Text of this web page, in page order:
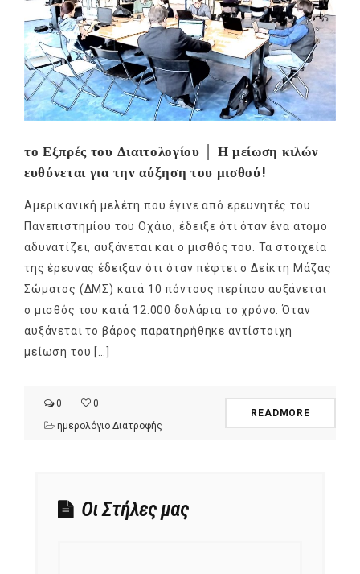
το Εξπρές του Διαιτολογίου │ Η μείωση κιλών
ευθύνεται για την αύξηση του μισθού!
Αμερικανική μελέτη που έγινε από ερευνητές του
Πανεπιστημίου του Οχάιο, έδειξε ότι όταν ένα άτομο
αδυνατίζει, αυξάνεται και ο μισθός του. Τα στοιχεία
της έρευνας έδειξαν ότι όταν πέφτει ο Δείκτη Μάζας
Σώματος (ΔΜΣ) κατά 10 πόντους περίπου αυξάνεται
ο μισθός του κατά 12.000 δολάρια το χρόνο. Όταν
αυξάνεται το βάρος παρατηρήθηκε αντίστοιχη
μείωση του […]
0
0
ημερολόγιο Διατροφής
READMORE
Οι Στήλες μας